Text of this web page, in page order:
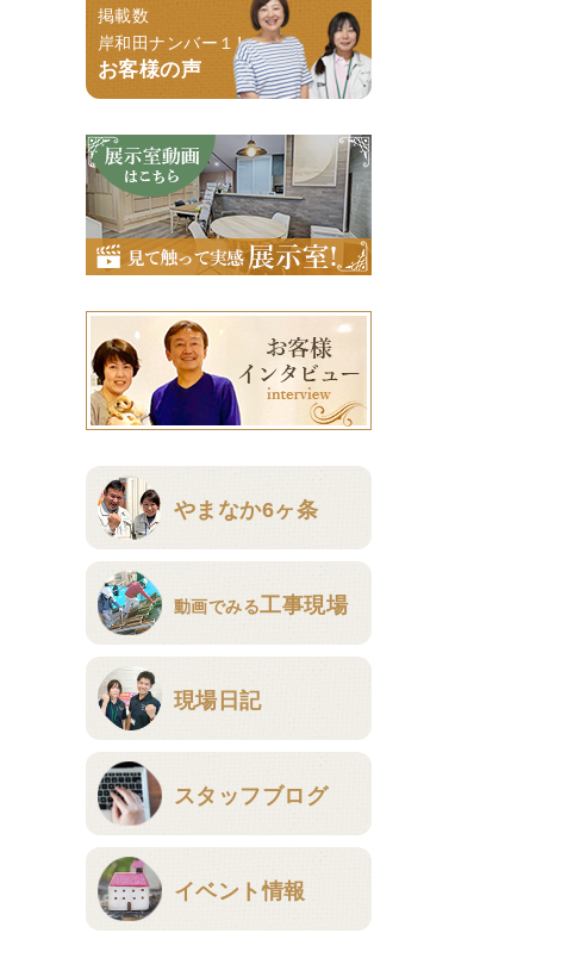
掲載数
岸和田ナンバー１！
お客様の声
やまなか6ヶ条
動画でみる工事現場
現場日記
スタッフブログ
イベント情報